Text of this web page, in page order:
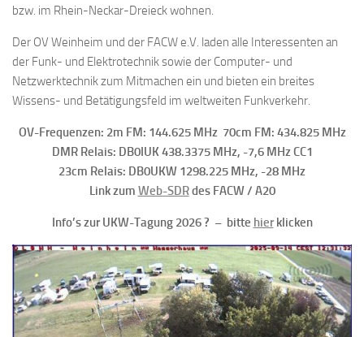
bzw. im Rhein-Neckar-Dreieck wohnen.
Der OV Weinheim und der FACW e.V. laden alle Interessenten an
der Funk- und Elektrotechnik sowie der Computer- und
Netzwerktechnik zum Mitmachen ein und bieten ein breites
Wissens- und Betätigungsfeld im weltweiten Funkverkehr.
OV-Frequenzen: 2m FM: 144.625 MHz 70cm FM: 434.825 MHz
DMR Relais: DB0IUK 438.3375 MHz, -7,6 MHz CC1
23cm Relais: DB0UKW 1298.225 MHz, -28 MHz
Link zum Web-SDRdes FACW / A20
Info’s zur UKW-Tagung 2026 ? – bitte hierklicken